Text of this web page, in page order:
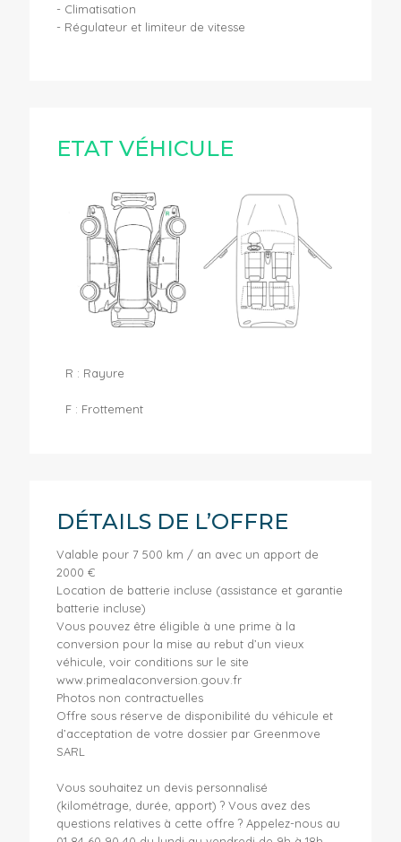
- Climatisation
- Régulateur et limiteur de vitesse
ETAT VÉHICULE
R : Rayure
F : Frottement
DÉTAILS DE L’OFFRE
Valable pour 7 500 km / an avec un apport de
2000 €
Location de batterie incluse (assistance et garantie
batterie incluse)
Vous pouvez être éligible à une prime à la
conversion pour la mise au rebut d’un vieux
véhicule, voir conditions sur le site
www.primealaconversion.gouv.fr
Photos non contractuelles
Offre sous réserve de disponibilité du véhicule et
d’acceptation de votre dossier par Greenmove
SARL
Vous souhaitez un devis personnalisé
(kilométrage, durée, apport) ? Vous avez des
questions relatives à cette offre ? Appelez-nous au